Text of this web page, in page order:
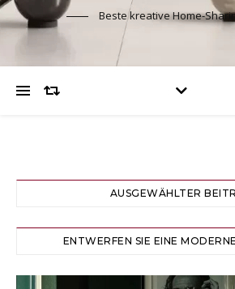
Beste kreative Home-
AUSGEWÄHLTER
ENTWERFEN SIE EINE